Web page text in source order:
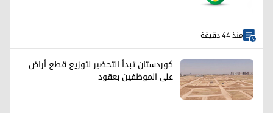
منذ 44 دقيقة
كوردستان تبدأ التحضير لتوزيع قطع أراض
على الموظفين بعقود